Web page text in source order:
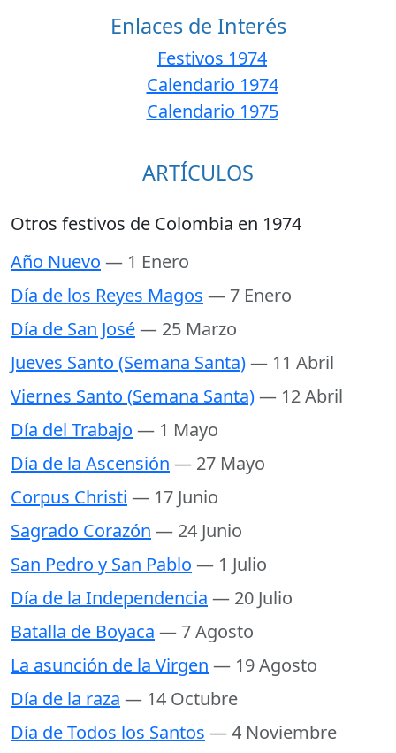
Enlaces de Interés
Festivos 1974
Calendario 1974
Calendario 1975
ARTÍCULOS
Otros festivos de Colombia en 1974
Año Nuevo — 1 Enero
Día de los Reyes Magos — 7 Enero
Día de San José— 25 Marzo
Jueves Santo (Semana Santa)— 11 Abril
Viernes Santo (Semana Santa)— 12 Abril
Día del Trabajo — 1 Mayo
Día de la Ascensión — 27 Mayo
Corpus Christi — 17 Junio
Sagrado Corazón — 24 Junio
San Pedro y San Pablo — 1 Julio
Día de la Independencia — 20 Julio
Batalla de Boyaca — 7 Agosto
La asunción de la Virgen — 19 Agosto
Día de la raza — 14 Octubre
Día de Todos los Santos — 4 Noviembre